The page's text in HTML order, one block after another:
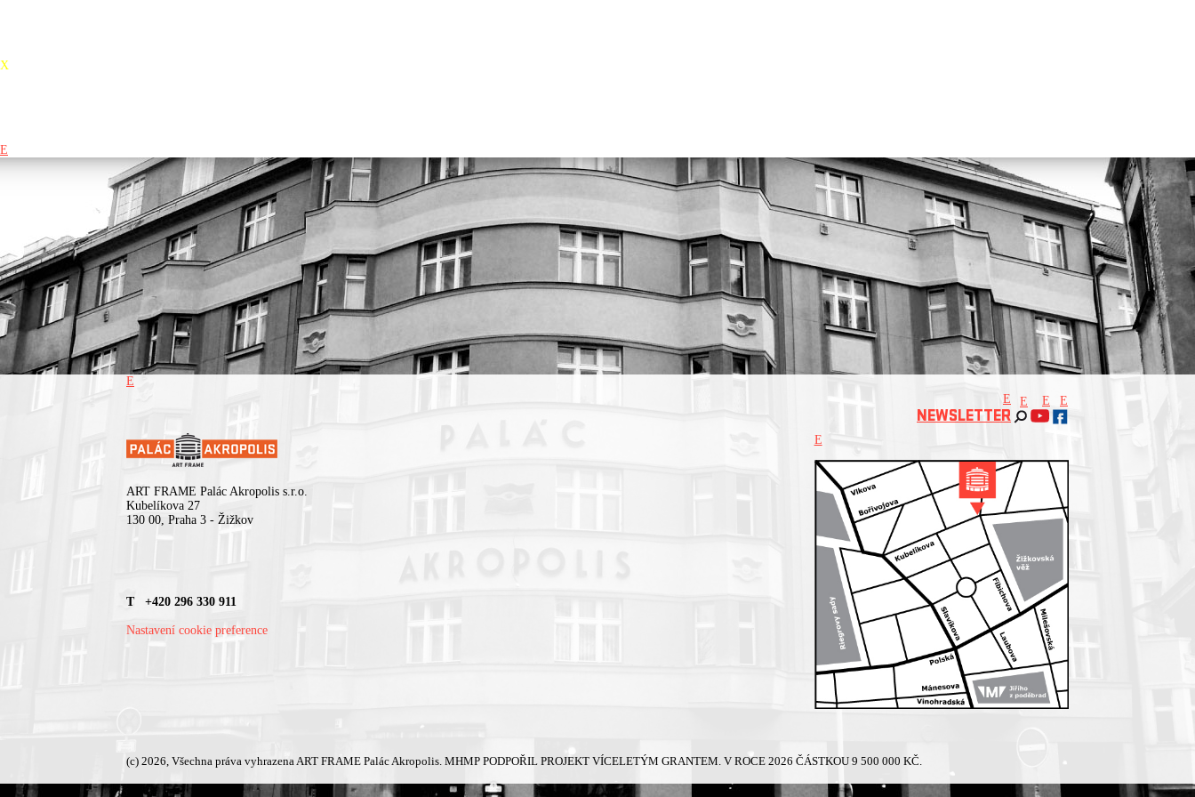
X
E
E
E
NEWSLETTER
E E E
E
ART FRAME Palác Akropolis s.r.o.
Kubelíkova 27
130 00, Praha 3 - Žižkov
T +420 296 330 911
Nastavení cookie preference
(c) 2026, Všechna práva vyhrazena ART FRAME Palác Akropolis. MHMP PODPOŘIL PROJEKT VÍCELETÝM GRANTEM. V ROCE 2026 ČÁSTKOU 9 500 000 KČ.